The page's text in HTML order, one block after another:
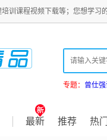
训课程视频下载等；您想学习
专题： 曾仕
最新 推荐 热门